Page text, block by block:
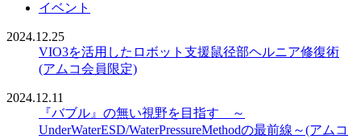
イベント
2024.12.25
VIO3を活用したロボット支援鼠径部ヘルニア修復術
(アムコ会員限定)
2024.12.11
『バブル』の無い視野を目指す ～
UnderWaterESD/WaterPressureMethodの最前線～(アムコ